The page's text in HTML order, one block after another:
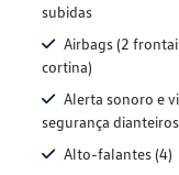
subidas
Airbags (2
cortina)
Alerta sonoro e
segurança
Alto-falantes (4)